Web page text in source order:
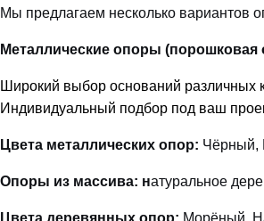
Мы предлагаем несколько вариантов
Металлические опоры (порошковая
Широкий выбор оснований различных
Индивидуальный подбор под ваш
Цвета металлических опор: Чёрный,
Опоры из массива: натуральное